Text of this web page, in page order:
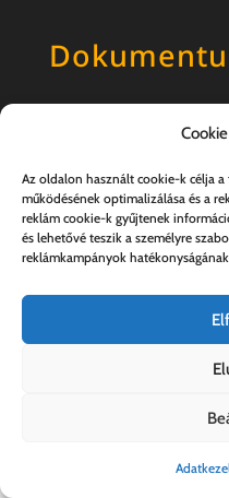
Az oldalon használt cookie-k célja
működésének optimalizálása és a
reklám cookie-k gyűjtenek
és lehetővé teszik a személyre
reklámkampányok
Általános szerződési
Kovács András